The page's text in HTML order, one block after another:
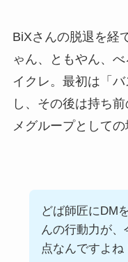
BiXさんの脱退を経
ゃん、ともやん、
イクレ。最初は「
し、その後は持ち
メグループとしての
どば師匠にDM
んの行動力が
点なんですよね